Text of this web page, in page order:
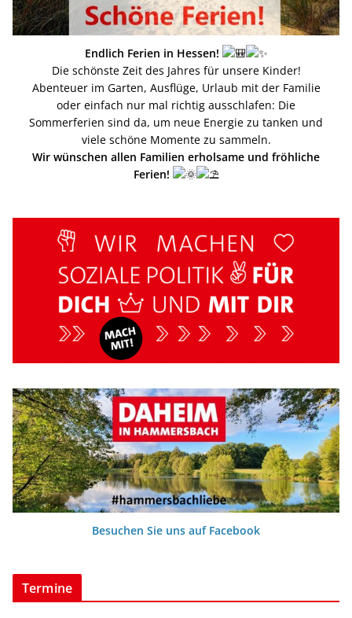
Endlich Ferien in Hessen!
Die schönste Zeit des Jahres für unsere Kinder!
Abenteuer im Garten, Ausflüge, Urlaub mit der Familie
oder einfach nur mal richtig ausschlafen: Die
Sommerferien sind da, um neue Energie zu tanken und
viele schöne Momente zu sammeln.
Wir wünschen allen Familien erholsame und fröhliche
Ferien!
Besuchen Sie uns auf Facebook
Termine